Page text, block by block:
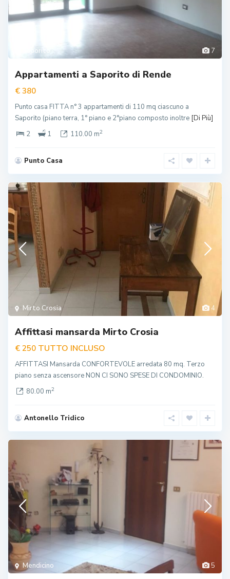
7
Saporito
Appartamenti a Saporito di Rende
€ 380
Punto casa FITTA n° 3 appartamenti di 110 mq ciascuno a
Saporito (piano terra, 1° piano e 2°piano composto inoltre [Di Più]
2
1 110.00 m2
Punto Casa
4
Mirto Crosia
Affittasi mansarda Mirto Crosia
€ 250 TUTTO INCLUSO
AFFITTASI Mansarda CONFORTEVOLE arredata 80 mq. Terzo
piano senza ascensore NON CI SONO SPESE DI CONDOMINIO.
80.00 m2
Antonello Tridico
5
Mendicino